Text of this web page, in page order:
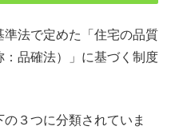
法で定めた「住宅の品質
品確法）」に基づく制度
３つに分類されていま